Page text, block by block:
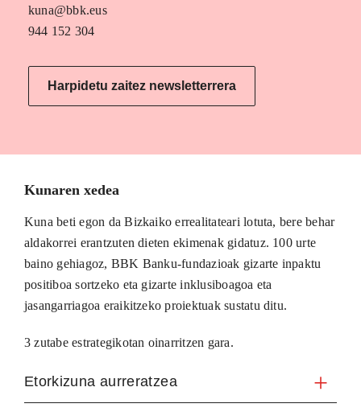
kuna@bbk.eus
944 152 304
Harpidetu zaitez newsletterrera
Kunaren xedea
Kuna beti egon da Bizkaiko errealitateari lotuta, bere behar
aldakorrei erantzuten dieten ekimenak gidatuz. 100 urte
baino gehiagoz, BBK Banku-fundazioak gizarte inpaktu
positiboa sortzeko eta gizarte inklusiboagoa eta
jasangarriagoa eraikitzeko proiektuak sustatu ditu.
3 zutabe estrategikotan oinarritzen gara.
Etorkizuna aurreratzea